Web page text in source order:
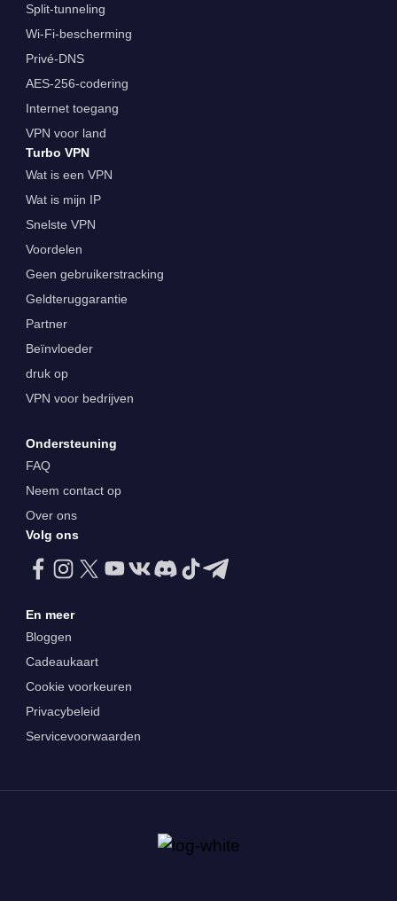
Split-tunneling
Wi-Fi-bescherming
Privé-DNS
AES-256-codering
Internet toegang
VPN voor land
Turbo VPN
Wat is een VPN
Wat is mijn IP
Snelste VPN
Voordelen
Geen gebruikerstracking
Geldteruggarantie
Partner
Beïnvloeder
druk op
VPN voor bedrijven
Ondersteuning
FAQ
Neem contact op
Over ons
Volg ons
En meer
Bloggen
Cadeaukaart
Cookie voorkeuren
Privacybeleid
Servicevoorwaarden